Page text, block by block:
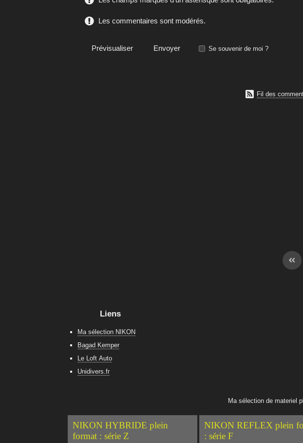
Les commentaires sont modérés.
Se souvenir de moi ?
 Fil des
Liens
Ma sélection NIKON
Bagad Kemper
Le Loft Auto
Unidivers.fr
Ma sélection de materiel
NIKON HYBRIDE plein
format : série Z
NIKON REFLEX plein
: série F